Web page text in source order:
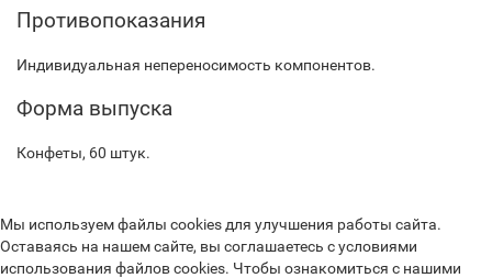
Противопоказания
Индивидуальная непереносимость компонентов.
Форма выпуска
Конфеты, 60 штук.
Мы используем файлы cookies для улучшения работы сайта.
Оставаясь на нашем сайте, вы соглашаетесь с условиями
использования файлов cookies. Чтобы ознакомиться с нашими